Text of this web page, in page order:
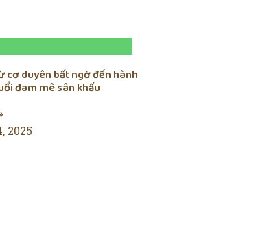
cơ duyên bất ngờ đến hành
đam mê sân khấu
2025